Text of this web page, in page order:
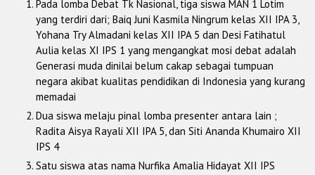
Pada lomba Debat Tk Nasional, tiga siswa MAN 1 Lotim
yang terdiri dari; Baiq Juni Kasmila Ningrum kelas XII IPA 3,
Yohana Try Almadani kelas XII IPA 5 dan Desi Fatihatul
Aulia kelas XI IPS 1 yang mengangkat mosi debat adalah
Generasi muda dinilai belum cakap sebagai tumpuan
negara akibat kualitas pendidikan di Indonesia yang kurang
memadai
Dua siswa melaju pinal lomba presenter antara lain ;
Radita Aisya Rayali XII IPA 5, dan Siti Ananda Khumairo XII
IPS 4
Satu siswa atas nama Nurfika Amalia Hidayat XII IPS